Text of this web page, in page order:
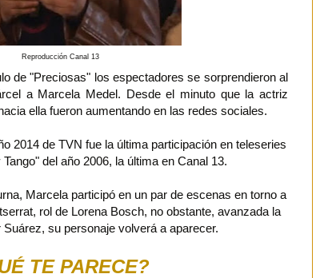
Reproducción Canal 13
de "Preciosas" los espectadores se sorprendieron al
a Marcela Medel. Desde el minuto que la actriz
ella fueron aumentando en las redes sociales.
2014 de TVN fue la última participación en teleseries
del año 2006, la última en Canal 13.
Marcela participó en un par de escenas en torno a
rol de Lorena Bosch, no obstante, avanzada la
su personaje volverá a aparecer.
TE PARECE?